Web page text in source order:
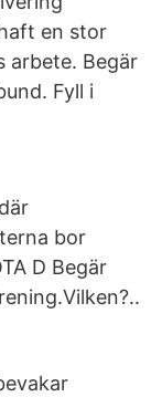
en stor
arbete. Begär
Fyll i
bor
D Begär